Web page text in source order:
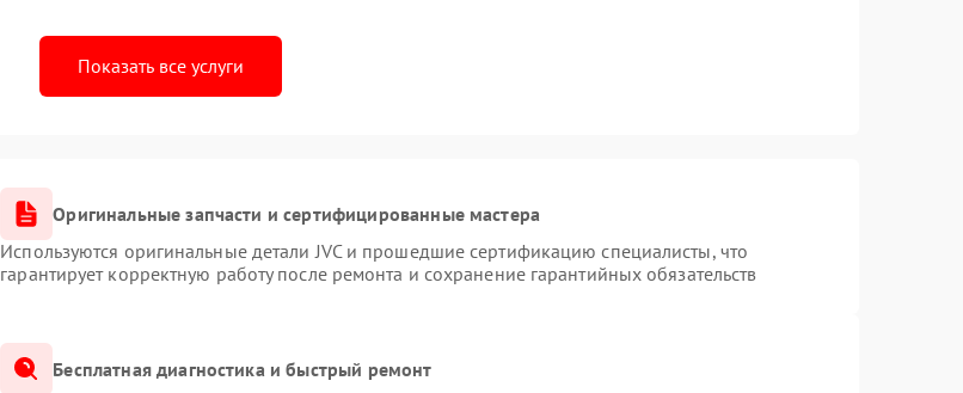
Показать все услуги
Оригинальные запчасти и сертифицированные мастера
Используются оригинальные детали JVC и прошедшие сертификацию специалисты, что
гарантирует корректную работу после ремонта и сохранение гарантийных обязательств
Бесплатная диагностика и быстрый ремонт